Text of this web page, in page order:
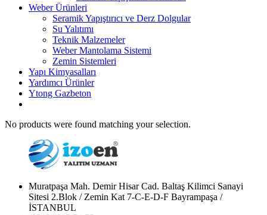
Weber Ürünleri
Seramik Yapıştırıcı ve Derz Dolgular
Su Yalıtımı
Teknik Malzemeler
Weber Mantolama Sistemi
Zemin Sistemleri
Yapı Kimyasalları
Yardımcı Ürünler
Ytong Gazbeton
No products were found matching your selection.
Muratpaşa Mah. Demir Hisar Cad. Baltaş Kilimci Sanayi
Sitesi 2.Blok / Zemin Kat 7-C-E-D-F Bayrampaşa /
İSTANBUL